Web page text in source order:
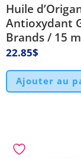
Huile
Antioxydant
Brands / 15
22.85$
Ajouter au